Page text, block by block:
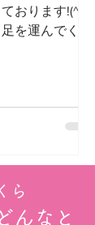
おります!(^^)!
を運んでくだ
が、引き続き
ら
んなと